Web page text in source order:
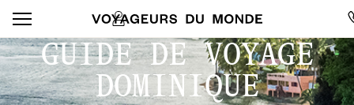
GUIDE DE VOYAGE
DOMINIQUE